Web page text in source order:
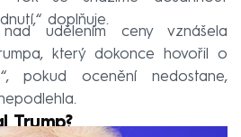
doplňuje.
udělením ceny vznášela
který dokonce hovořil o
pokud ocenění nedostane,
Trump?